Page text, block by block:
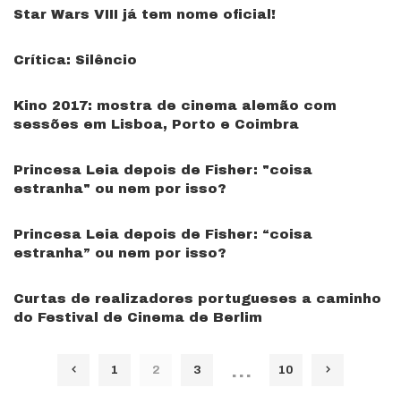
Star Wars VIII já tem nome oficial!
Crítica: Silêncio
Kino 2017: mostra de cinema alemão com
sessões em Lisboa, Porto e Coimbra
Princesa Leia depois de Fisher: "coisa
estranha" ou nem por isso?
Princesa Leia depois de Fisher: “coisa
estranha” ou nem por isso?
Curtas de realizadores portugueses a caminho
do Festival de Cinema de Berlim
1 2 3 … 10